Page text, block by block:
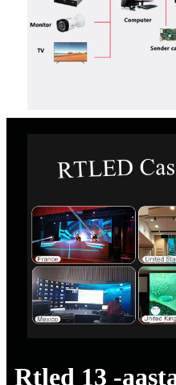
Rtled 13 -